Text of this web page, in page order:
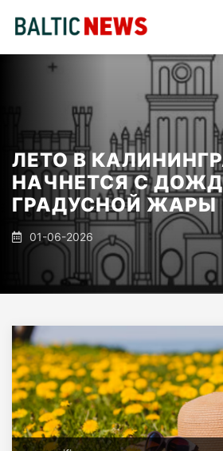
ЛЕТО В
НАЧНЕТСЯ С
ГРАДУСНОЙ ЖАРЫ
01-06-2026